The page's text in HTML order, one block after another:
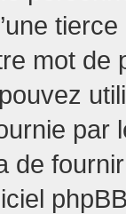
mot de
par
de